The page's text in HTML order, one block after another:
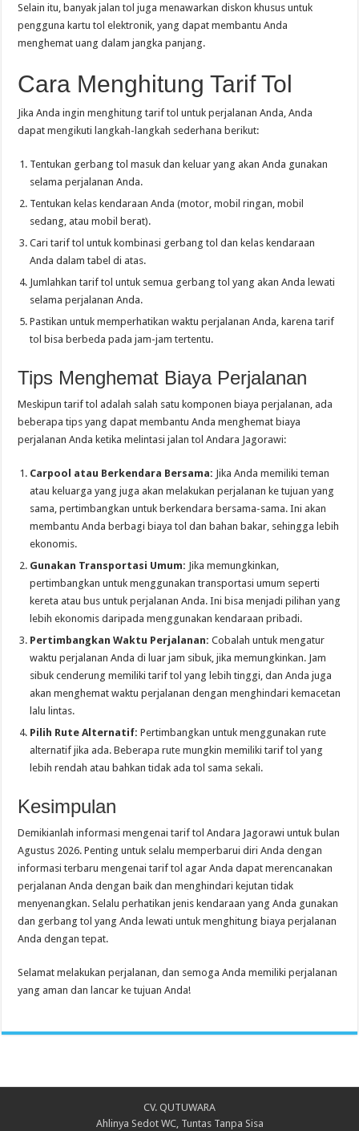
Selain itu, banyak jalan tol juga menawarkan diskon khusus untuk
pengguna kartu tol elektronik, yang dapat membantu Anda
menghemat uang dalam jangka panjang.
Cara Menghitung Tarif Tol
Jika Anda ingin menghitung tarif tol untuk perjalanan Anda, Anda
dapat mengikuti langkah-langkah sederhana berikut:
Tentukan gerbang tol masuk dan keluar yang akan Anda gunakan
selama perjalanan Anda.
Tentukan kelas kendaraan Anda (motor, mobil ringan, mobil
sedang, atau mobil berat).
Cari tarif tol untuk kombinasi gerbang tol dan kelas kendaraan
Anda dalam tabel di atas.
Jumlahkan tarif tol untuk semua gerbang tol yang akan Anda lewati
selama perjalanan Anda.
Pastikan untuk memperhatikan waktu perjalanan Anda, karena tarif
tol bisa berbeda pada jam-jam tertentu.
Tips Menghemat Biaya Perjalanan
Meskipun tarif tol adalah salah satu komponen biaya perjalanan, ada
beberapa tips yang dapat membantu Anda menghemat biaya
perjalanan Anda ketika melintasi jalan tol Andara Jagorawi:
Carpool atau Berkendara Bersama: Jika Anda memiliki teman
atau keluarga yang juga akan melakukan perjalanan ke tujuan yang
sama, pertimbangkan untuk berkendara bersama-sama. Ini akan
membantu Anda berbagi biaya tol dan bahan bakar, sehingga lebih
ekonomis.
Gunakan Transportasi Umum: Jika memungkinkan,
pertimbangkan untuk menggunakan transportasi umum seperti
kereta atau bus untuk perjalanan Anda. Ini bisa menjadi pilihan yang
lebih ekonomis daripada menggunakan kendaraan pribadi.
Pertimbangkan Waktu Perjalanan: Cobalah untuk mengatur
waktu perjalanan Anda di luar jam sibuk, jika memungkinkan. Jam
sibuk cenderung memiliki tarif tol yang lebih tinggi, dan Anda juga
akan menghemat waktu perjalanan dengan menghindari kemacetan
lalu lintas.
Pilih Rute Alternatif: Pertimbangkan untuk menggunakan rute
alternatif jika ada. Beberapa rute mungkin memiliki tarif tol yang
lebih rendah atau bahkan tidak ada tol sama sekali.
Kesimpulan
Demikianlah informasi mengenai tarif tol Andara Jagorawi untuk bulan
Agustus 2026. Penting untuk selalu memperbarui diri Anda dengan
informasi terbaru mengenai tarif tol agar Anda dapat merencanakan
perjalanan Anda dengan baik dan menghindari kejutan tidak
menyenangkan. Selalu perhatikan jenis kendaraan yang Anda gunakan
dan gerbang tol yang Anda lewati untuk menghitung biaya perjalanan
Anda dengan tepat.
Selamat melakukan perjalanan, dan semoga Anda memiliki perjalanan
yang aman dan lancar ke tujuan Anda!
CV. QUTUWARA
Ahlinya Sedot WC, Tuntas Tanpa Sisa